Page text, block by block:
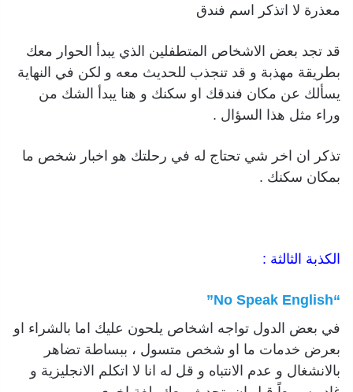
معذرة لا اتذكر اسم فندق
قد تجد بعض الاشخاص المتطفلين الذي يبدأ الحوار معك
بطريقة مهذبة و قد تنجذب للحديث معه و لكن في النهاية
يسألك عن مكان فندقك او سكنك و هنا يبدأ الشك من
وراء مثل هذا السؤال .
تذكر ان اخر شي تحتاج له في رحلتك هو اخبار شخص ما
بمكان سكنك .
الكذبة الثالثة :
“No Speak English”
في بعض الدول تواجه اشخاص يلحون عليك اما بالشراء او
بعرض خدمات ما او شخص متسول ، ببساطة تضاهر
بالانشغال و عدم الانتباه و قل له انا لا اتكلم الانجليزية و